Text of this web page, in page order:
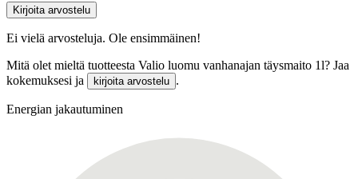
Kirjoita arvostelu
Ei vielä arvosteluja. Ole ensimmäinen!
Mitä olet mieltä tuotteesta Valio luomu vanhanajan täysmaito 1l? Jaa
kokemuksesi ja
kirjoita arvostelu .
Energian jakautuminen